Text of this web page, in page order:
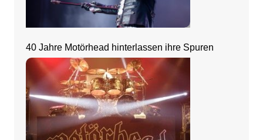
40 Jahre Motörhead hinterlassen ihre Spuren